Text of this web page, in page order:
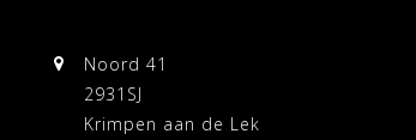
Noord 41
2931SJ
Krimpen aan de Lek